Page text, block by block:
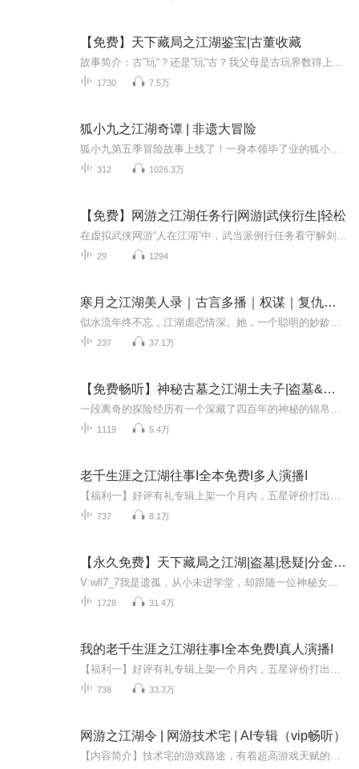
【免费】天下藏局之江湖鉴宝|古董收藏
1730 7.5万
狐小九之江湖奇谭 | 非遗大冒险
312 1026.3万
【免费】网游之江湖任务行|网游|武侠衍生|轻松
29 1294
寒月之江湖美人录｜古言多播｜权谋｜复仇虐恋
237 37.1万
【免费畅听】神秘古墓之江湖土夫子|盗墓&诡异&江湖
1119 5.4万
老千生涯之江湖往事I全本免费I多人演播I
737 8.1万
【永久免费】天下藏局之江湖|盗墓|悬疑|分金定穴
1728 31.4万
我的老千生涯之江湖往事I全本免费I真人演播I
738 33.3万
网游之江湖令 | 网游技术宅 | AI专辑（vip畅听）